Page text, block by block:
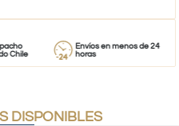
Envíos en menos de 24
horas
DISPONIBLES